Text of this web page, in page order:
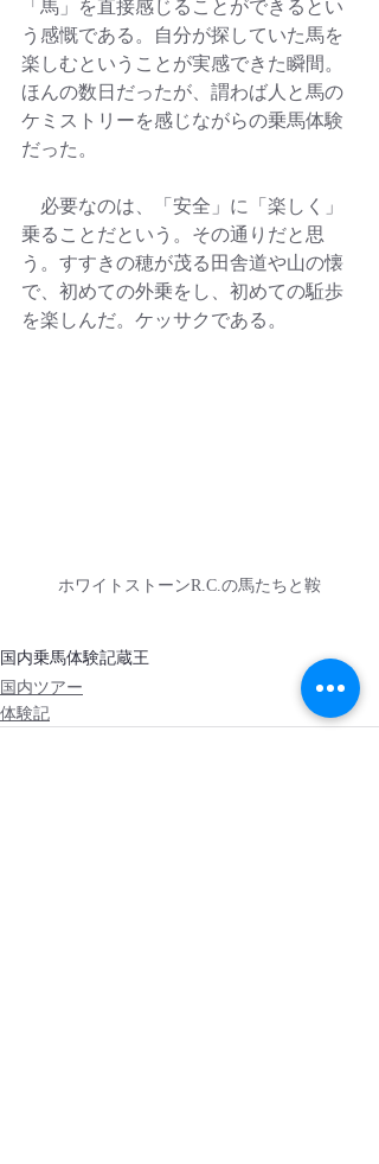
「馬」を直接感じることができるとい
う感慨である。自分が探していた馬を
楽しむということが実感できた瞬間。
ほんの数日だったが、謂わば人と馬の
ケミストリーを感じながらの乗馬体験
だった。
必要なのは、「安全」に「楽しく」
乗ることだという。その通りだと思
う。すすきの穂が茂る田舎道や山の懐
で、初めての外乗をし、初めての駈歩
を楽しんだ。ケッサクである。
ホワイトストーンR.C.の馬たちと鞍
国内乗馬体験記蔵王
国内ツアー
体験記